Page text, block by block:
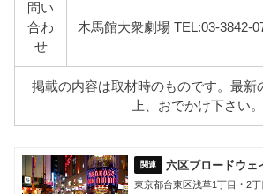
問い
合わ
せ
木馬館大衆劇場 TEL:03-3842-
掲載の内容は取材時のものです。最新
上、おでかけ下さい。
六区ブロードウェ
東京都台東区浅草1丁目・2